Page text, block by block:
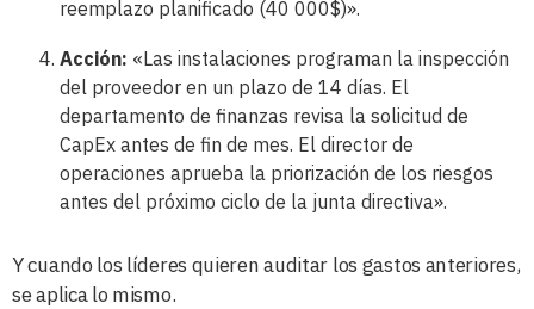
reemplazo planificado (40 000$)».
Acción: «Las instalaciones programan la inspección
del proveedor en un plazo de 14 días. El
departamento de finanzas revisa la solicitud de
CapEx antes de fin de mes. El director de
operaciones aprueba la priorización de los riesgos
antes del próximo ciclo de la junta directiva».
Y cuando los líderes quieren auditar los gastos anteriores,
se aplica lo mismo.